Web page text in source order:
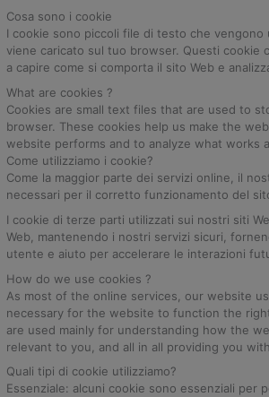
Cosa sono i cookie
I cookie sono piccoli file di testo che
viene caricato sul tuo browser. Questi cookie
a capire come si comporta il sito Web e
What are cookies ?
Cookies are small text files that are used to
browser. These cookies help us make the
website performs and to analyze what works
Come utilizziamo i cookie?
Come la maggior parte dei servizi online, il
necessari per il corretto funzionamento del
I cookie di terze parti utilizzati sui nostri siti
Web, mantenendo i nostri servizi sicuri,
utente e aiuto per accelerare le interazioni
How do we use cookies ?
As most of the online services, our website
necessary for the website to function the
are used mainly for understanding how the
relevant to you, and all in all providing you
Quali tipi di cookie utilizziamo?
Essenziale: alcuni cookie sono essenziali